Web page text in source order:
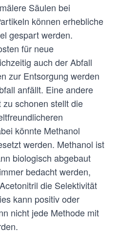
Säulen bei
können erhebliche
gespart werden.
für neue
auch der Abfall
zur Entsorgung werden
anfällt. Eine andere
schonen stellt die
könnte Methanol
werden. Methanol ist
biologisch abgebaut
bedacht werden,
die Selektivität
kann positiv oder
nicht jede Methode mit